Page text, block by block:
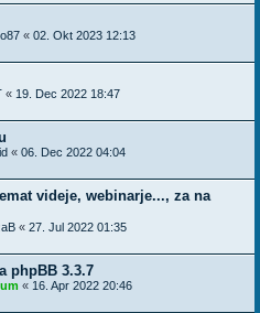
« 02. Okt 2023 12:13
« 19. Dec 2022 18:47
« 06. Dec 2022 04:04
videje, webinarje..., za na
« 27. Jul 2022 01:35
phpBB 3.3.7
« 16. Apr 2022 20:46